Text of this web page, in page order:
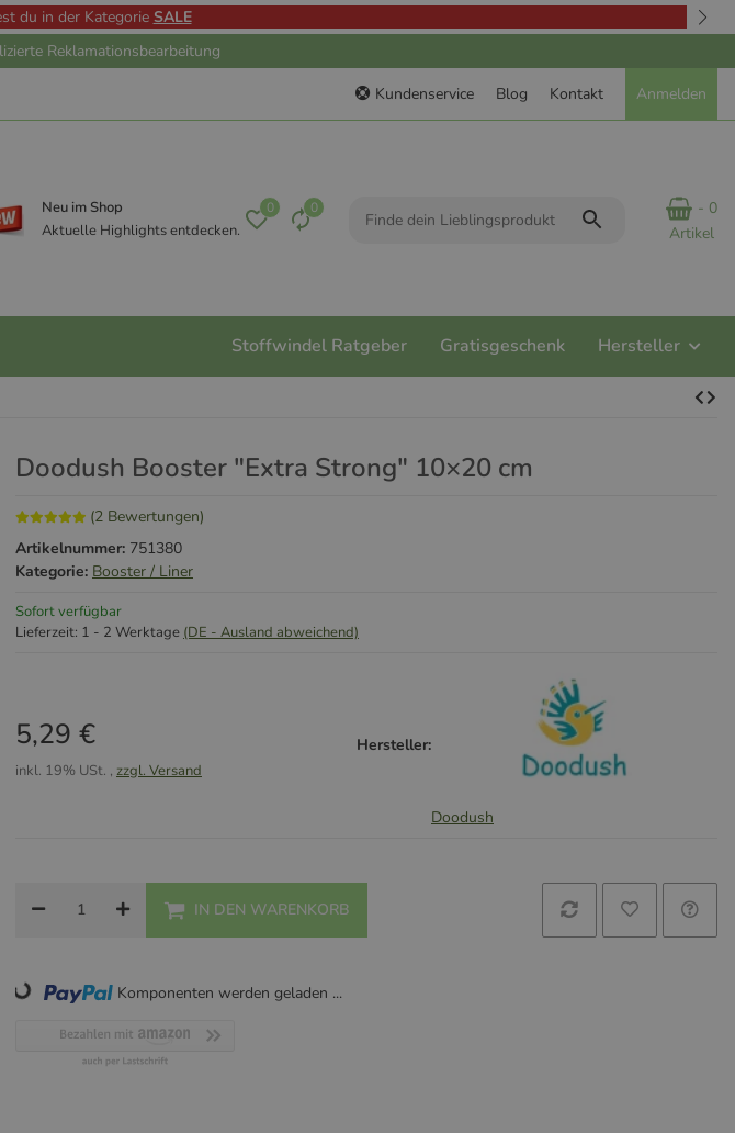
du in der Kategorie SALE
Reklamationsbearbeitung
Kundenservice Blog Kontakt Anmelden
Neu im Shop
Aktuelle Highlights entdecken.
0 0
- 0
Artikel
Stoffwindel Ratgeber Gratisgeschenk Hersteller
Doodush Booster "Extra Strong" 10×20 cm
(2 Bewertungen)
Artikelnummer: 751380
Kategorie: Booster / Liner
Sofort verfügbar
Lieferzeit: 1 - 2 Werktage (DE - Ausland abweichend)
5,29 €
inkl. 19% USt. , zzgl. Versand
Hersteller:
Doodush
IN DEN WARENKORB
Loading... Komponenten werden geladen ...